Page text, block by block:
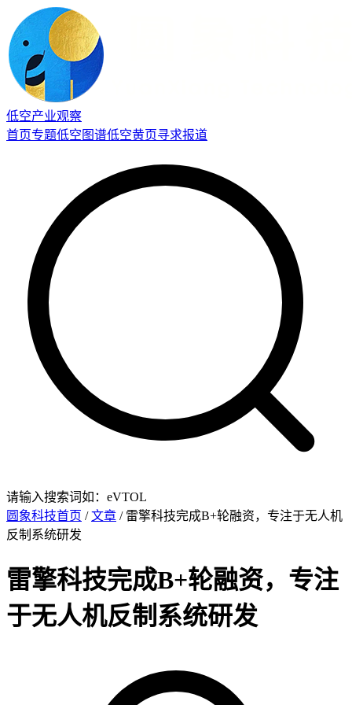
低空产业观察
首页专题低空图谱低空黄页寻求报道
请输入搜索词如：eVTOL
圆象科技首页 /文章 / 雷擎科技完成B+轮融资，专注于无人机
反制系统研发
雷擎科技完成B+轮融资，专注
于无人机反制系统研发